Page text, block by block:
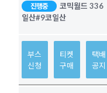
진행중
코믹월드 336
일산#9코일산
부스
신청
티켓
구매
택배
공지